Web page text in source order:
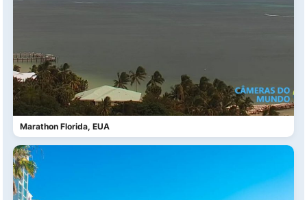
Marathon Florida, EUA